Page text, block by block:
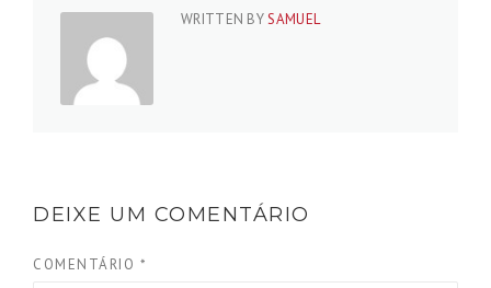
WRITTEN BYSAMUEL
DEIXE UM COMENTÁRIO
COMENTÁRIO *